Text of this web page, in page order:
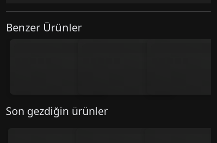
Benzer Ürünler
Son gezdiğin ürünler